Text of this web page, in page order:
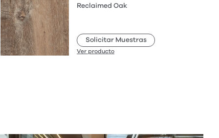
Reclaimed Oak
Solicitar Muestras
Ver producto